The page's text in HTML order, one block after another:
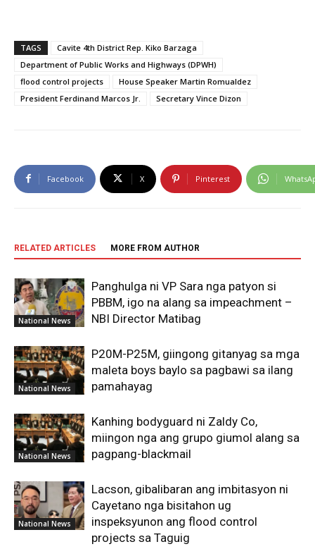
TAGS
Cavite 4th District Rep. Kiko Barzaga
Department of Public Works and Highways (DPWH)
flood control projects
House Speaker Martin Romualdez
President Ferdinand Marcos Jr.
Secretary Vince Dizon
Facebook X Pinterest
RELATED ARTICLES MORE FROM AUTHOR
National News
Panghulga ni VP Sara nga patyon si
PBBM, igo na alang sa impeachment –
NBI Director Matibag
National News
P20M-P25M, giingong gitanyag sa mga
maleta boys baylo sa pagbawi sa ilang
pamahayag
National News
Kanhing bodyguard ni Zaldy Co,
miingon nga ang grupo giumol alang sa
pagpang-blackmail
National News
Lacson, gibalibaran ang imbitasyon ni
Cayetano nga bisitahon ug
inspeksyunon ang flood control
projects sa Taguig